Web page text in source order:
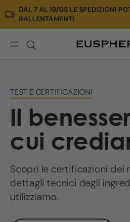
Ir
directamente
al
contenido
DAL 7 AL 19/08 LE SPEDIZIONI
RALLENTAMENTI
TEST E CERTIFICAZIONI
Il
cui
Scopri le certificazioni
dettagli tecnici degli
utilizziamo.